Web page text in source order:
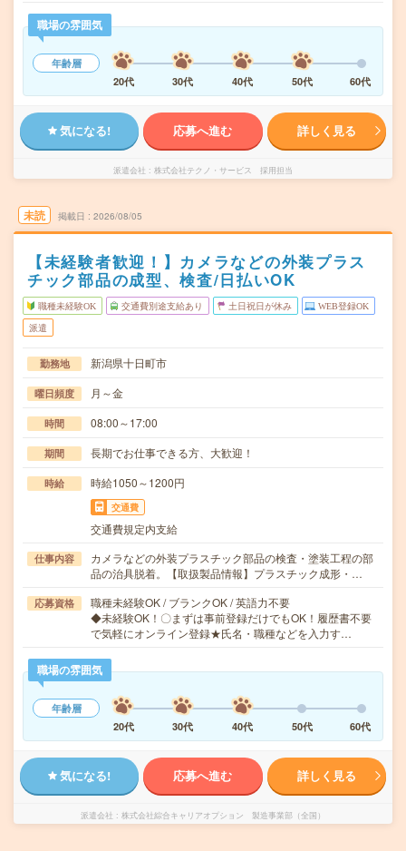
職場の雰囲気
年齢層
20代
30代 40代 50代 60代
気になる! 応募へ進む 詳しく見る
派遣会社 株式会社テクノ・サービス 採用担当
未読 掲載日 2026/08/05
【未経験者歓迎！】カメラなどの外装プラス
チック部品の成型、検査/日払いOK
職種未経験OK 交通費別途支給あり 土日祝日が休み WEB登録OK
派遣
勤務地 新潟県十日町市
曜日頻度 月～金
時間 08:00～17:00
期間 長期でお仕事できる方、大歓迎！
時給 時給1050～1200円
交通費
交通費規定内支給
仕事内容
カメラなどの外装プラスチック部品の検査・塗装工程の部
品の治具脱着。【取扱製品情報】プラスチック成形・…
応募資格
職種未経験OK / ブランクOK / 英語力不要
◆未経験OK！〇まずは事前登録だけでもOK！履歴書不要
で気軽にオンライン登録★氏名・職種などを入力す…
職場の雰囲気
年齢層
20代
30代 40代 50代 60代
気になる! 応募へ進む 詳しく見る
派遣会社 株式会社綜合キャリアオプション 製造事業部（全国）